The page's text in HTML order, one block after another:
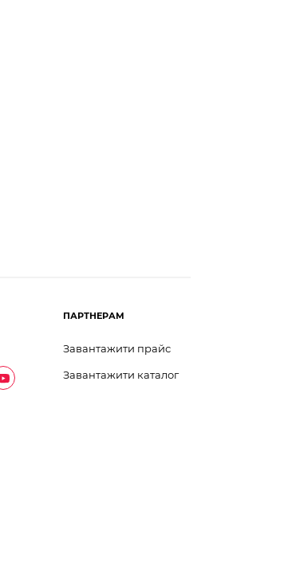
ПАРТНЕРАМ
Завантажити прайс
Завантажити каталог